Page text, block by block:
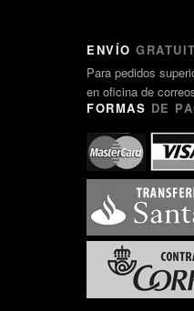
ENVÍO
Para pedidos
en oficina de
FORMAS DE